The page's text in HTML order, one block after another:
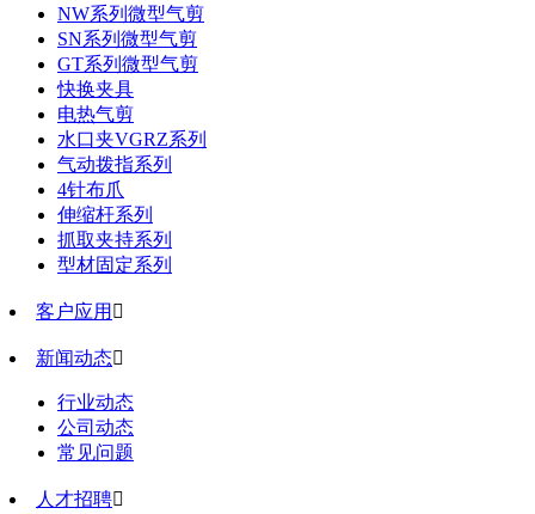
NW系列微型气剪
SN系列微型气剪
GT系列微型气剪
快换夹具
电热气剪
水口夹VGRZ系列
气动拨指系列
4针布爪
伸缩杆系列
抓取夹持系列
型材固定系列
客户应用 
新闻动态
行业动态
公司动态
常见问题
人才招聘